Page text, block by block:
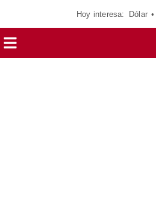
Hoy interesa: Dólar